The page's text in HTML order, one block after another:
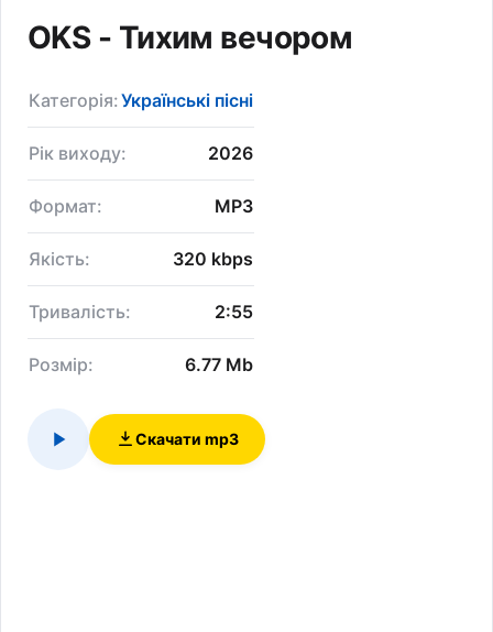
OKS - Тихим вечором
Категорія:Українські пісні
Рік виходу: 2026
Формат: MP3
Якість: 320 kbps
Тривалість: 2:55
Розмір: 6.77 Mb
Скачати mp3